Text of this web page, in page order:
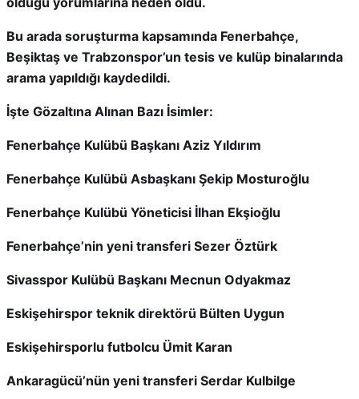
Bu arada soruşturma kapsamında Fenerbahçe,
Beşiktaş ve Trabzonspor’un tesis ve kulüp binalarında
arama yapıldığı kaydedildi.
İşte Gözaltına Alınan Bazı İsimler:
Fenerbahçe Kulübü Başkanı Aziz Yıldırım
Fenerbahçe Kulübü Asbaşkanı Şekip Mosturoğlu
Fenerbahçe Kulübü Yöneticisi İlhan Ekşioğlu
Fenerbahçe’nin yeni transferi Sezer Öztürk
Sivasspor Kulübü Başkanı Mecnun Odyakmaz
Eskişehirspor teknik direktörü Bülten Uygun
Eskişehirsporlu futbolcu Ümit Karan
Ankaragücü’nün yeni transferi Serdar Kulbilge